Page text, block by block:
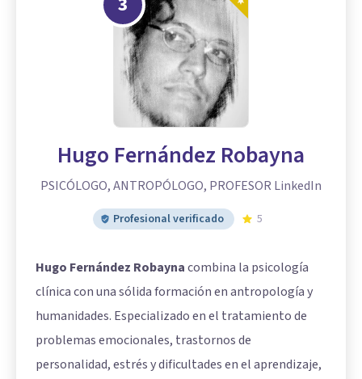
Hugo Fernández Robayna
PSICÓLOGO, ANTROPÓLOGO, PROFESOR LinkedIn
Profesional verificado 5
Hugo Fernández Robaynacombina la psicología
clínica con una sólida formación en antropología y
humanidades. Especializado en el tratamiento de
problemas emocionales, trastornos de
personalidad, estrés y dificultades en el aprendizaje,